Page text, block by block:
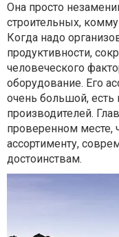
Она просто
строительных,
Когда надо
продуктивности,
человеческого
оборудование. Его
очень большой,
производителей.
проверенном месте,
ассортименту,
достоинствам.